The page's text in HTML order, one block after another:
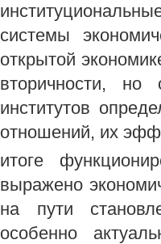
системы
открытой
вторичности, но
институтов
отношений, их
итоге
выражено
на пути
особенно